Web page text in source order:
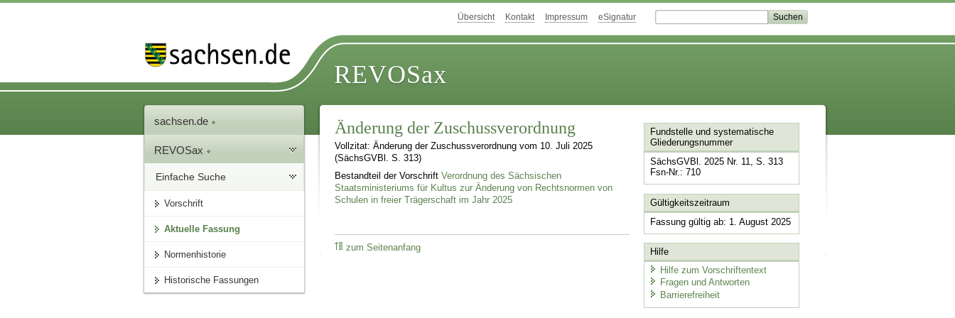
Übersicht Kontakt Impressum eSignatur
REVOSax
sachsen.de
REVOSax
Einfache Suche
Vorschrift
Aktuelle Fassung
Normenhistorie
Historische Fassungen
Änderung der Zuschussverordnung
Vollzitat: Änderung der Zuschussverordnung vom 10. Juli 2025
(SächsGVBl. S. 313)
Bestandteil der VorschriftVerordnung des Sächsischen
Staatsministeriums für Kultus zur Änderung von Rechtsnormen von
Schulen in freier Trägerschaft im Jahr 2025
zum Seitenanfang
Fundstelle und systematische
Gliederungsnummer
SächsGVBl. 2025 Nr. 11, S. 313
Fsn-Nr.: 710
Gültigkeitszeitraum
Fassung gültig ab: 1. August 2025
Hilfe
Hilfe zum Vorschriftentext
Fragen und Antworten
Barrierefreiheit